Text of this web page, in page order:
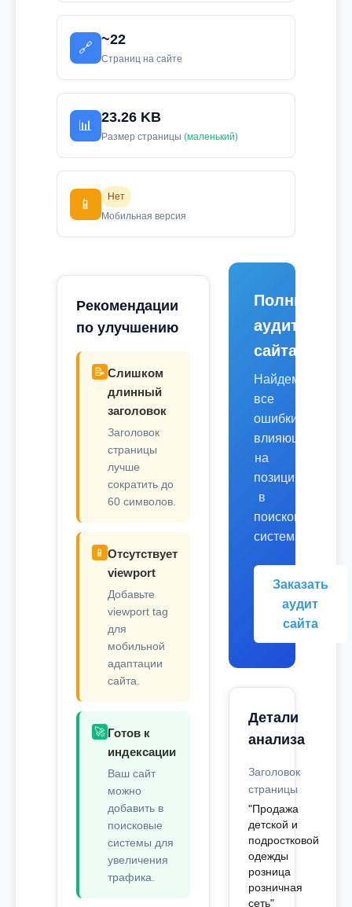
🔗
~22
Страниц на сайте
📊
23.26 KB
Размер страницы (маленький)
📱
Нет
Мобильная версия
Рекомендации
по улучшению
📝 Слишком
длинный
заголовок
Заголовок
страницы
лучше
сократить до
60 символов.
📱 Отсутствует
viewport
Добавьте
viewport tag
для
мобильной
адаптации
сайта.
🚀 Готов к
индексации
Ваш сайт
можно
добавить в
поисковые
системы для
увеличения
трафика.
Полный
аудит
сайта
Найдем
все
ошибки,
влияющие
на
позиции
в
поисковых
системах.
Заказать
аудит
сайта
Детали
анализа
Заголовок
страницы
"Продажа
детской и
подростковой
одежды
розница
розничная
сеть"